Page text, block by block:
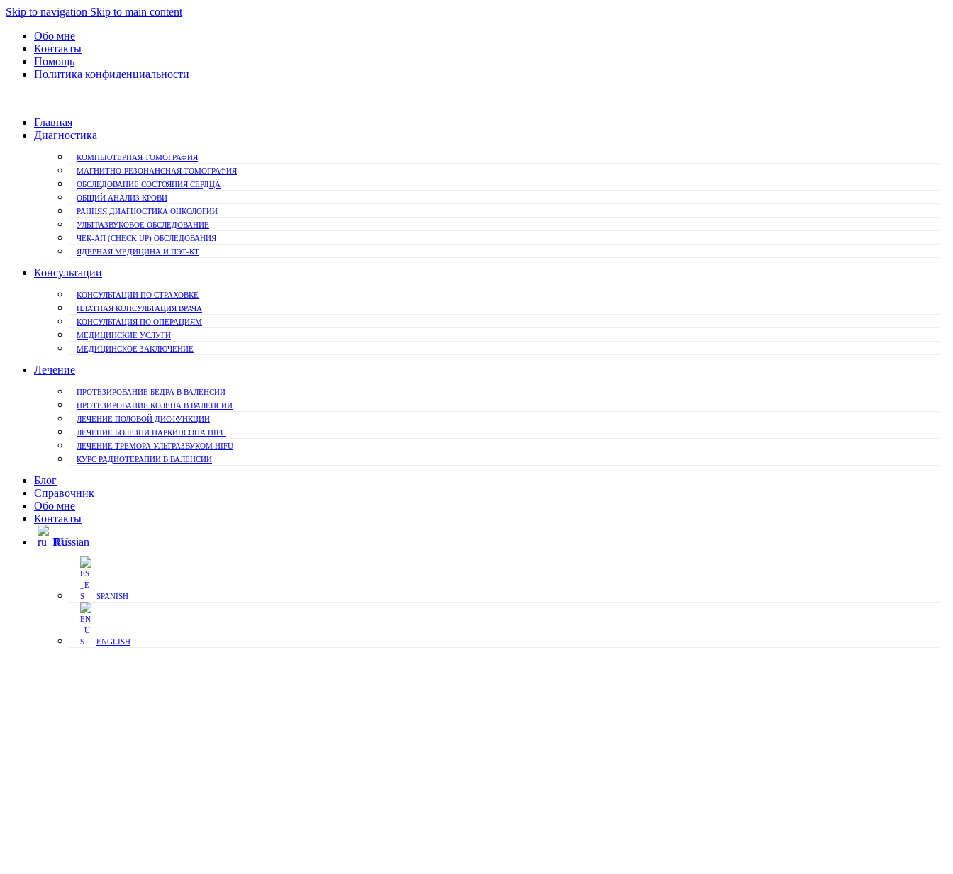
Skip to navigation Skip to main content
Обо мне
Контакты
Помощь
Политика конфиденциальности
Главная
Диагностика
КОМПЬЮТЕРНАЯ ТОМОГРАФИЯ
МАГНИТНО-РЕЗОНАНСНАЯ ТОМОГРАФИЯ
ОБСЛЕДОВАНИЕ СОСТОЯНИЯ СЕРДЦА
ОБЩИЙ АНАЛИЗ КРОВИ
РАННЯЯ ДИАГНОСТИКА ОНКОЛОГИИ
УЛЬТРАЗВУКОВОЕ ОБСЛЕДОВАНИЕ
ЧЕК-АП (CHECK UP) ОБСЛЕДОВАНИЯ
ЯДЕРНАЯ МЕДИЦИНА И ПЭТ-КТ
Консультации
КОНСУЛЬТАЦИИ ПО СТРАХОВКЕ
ПЛАТНАЯ КОНСУЛЬТАЦИЯ ВРАЧА
КОНСУЛЬТАЦИЯ ПО ОПЕРАЦИЯМ
МЕДИЦИНСКИЕ УСЛУГИ
МЕДИЦИНСКОЕ ЗАКЛЮЧЕНИЕ
Лечение
ПРОТЕЗИРОВАНИЕ БЕДРА В ВАЛЕНСИИ
ПРОТЕЗИРОВАНИЕ КОЛЕНА В ВАЛЕНСИИ
ЛЕЧЕНИЕ ПОЛОВОЙ ДИСФУНКЦИИ
ЛЕЧЕНИЕ БОЛЕЗНИ ПАРКИНСОНА HIFU
ЛЕЧЕНИЕ ТРЕМОРА УЛЬТРАЗВУКОМ HIFU
КУРС РАДИОТЕРАПИИ В ВАЛЕНСИИ
Блог
Справочник
Обо мне
Контакты
Russian
SPANISH
ENGLISH